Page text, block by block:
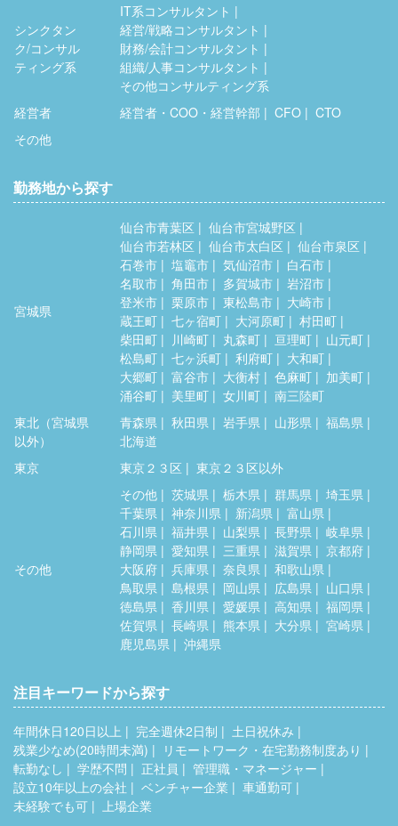
シンクタン
ク/コンサル
ティング系
IT系コンサルタント
経営/戦略コンサルタント
財務/会計コンサルタント
組織/人事コンサルタント
その他コンサルティング系
経営者
経営者・COO・経営幹部 CFO
CTO
その他
勤務地から探す
宮城県
仙台市青葉区
仙台市宮城野区
仙台市若林区
仙台市太白区
仙台市泉区
石巻市
塩竈市 気仙沼市
白石市
名取市
角田市 多賀城市
岩沼市
登米市
栗原市 東松島市
大崎市
蔵王町
七ヶ宿町 大河原町
村田町
柴田町
川崎町 丸森町 亘理町
山元町
松島町
七ヶ浜町 利府町
大和町
大郷町
富谷市 大衡村 色麻町
加美町
涌谷町
美里町 女川町
南三陸町
東北（宮城県
以外）
青森県 秋田県 岩手県 山形県
福島県
北海道
東京
東京２３区 東京２３区以外
その他
その他 茨城県 栃木県 群馬県
埼玉県
千葉県
神奈川県 新潟県
富山県
石川県
福井県 山梨県 長野県
岐阜県
静岡県
愛知県 三重県 滋賀県
京都府
大阪府
兵庫県 奈良県
和歌山県
鳥取県
島根県 岡山県 広島県
山口県
徳島県
香川県 愛媛県 高知県
福岡県
佐賀県
長崎県 熊本県 大分県
宮崎県
鹿児島県
沖縄県
注目キーワードから探す
年間休日120日以上 完全週休2日制
土日祝休み
残業少なめ(20時間未満)
リモートワーク・在宅勤務制度あり
転勤なし
学歴不問 正社員
管理職・マネージャー
設立10年以上の会社
ベンチャー企業
車通勤可
未経験でも可
上場企業